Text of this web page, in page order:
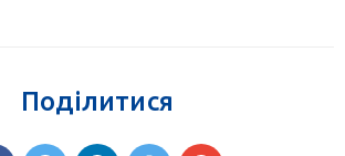
Поділитися